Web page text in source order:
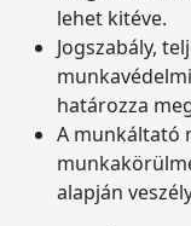
lehet kitéve.
Jogszabály,
határozza
A munkáltató
alapján